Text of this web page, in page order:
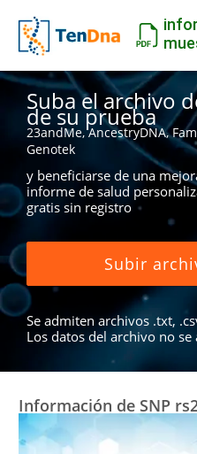
Suba el archivo
de su prueba
23andMe, AncestryDNA,
Genotek
y beneficiarse de una
informe de salud
gratis sin registro
Subir
Se admiten archivos .txt,
Los datos del archivo no
Información de SNP